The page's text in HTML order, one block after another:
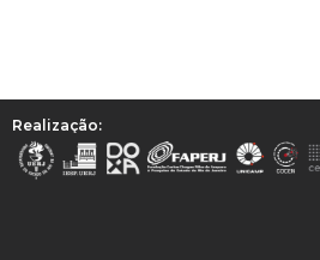
Realização: